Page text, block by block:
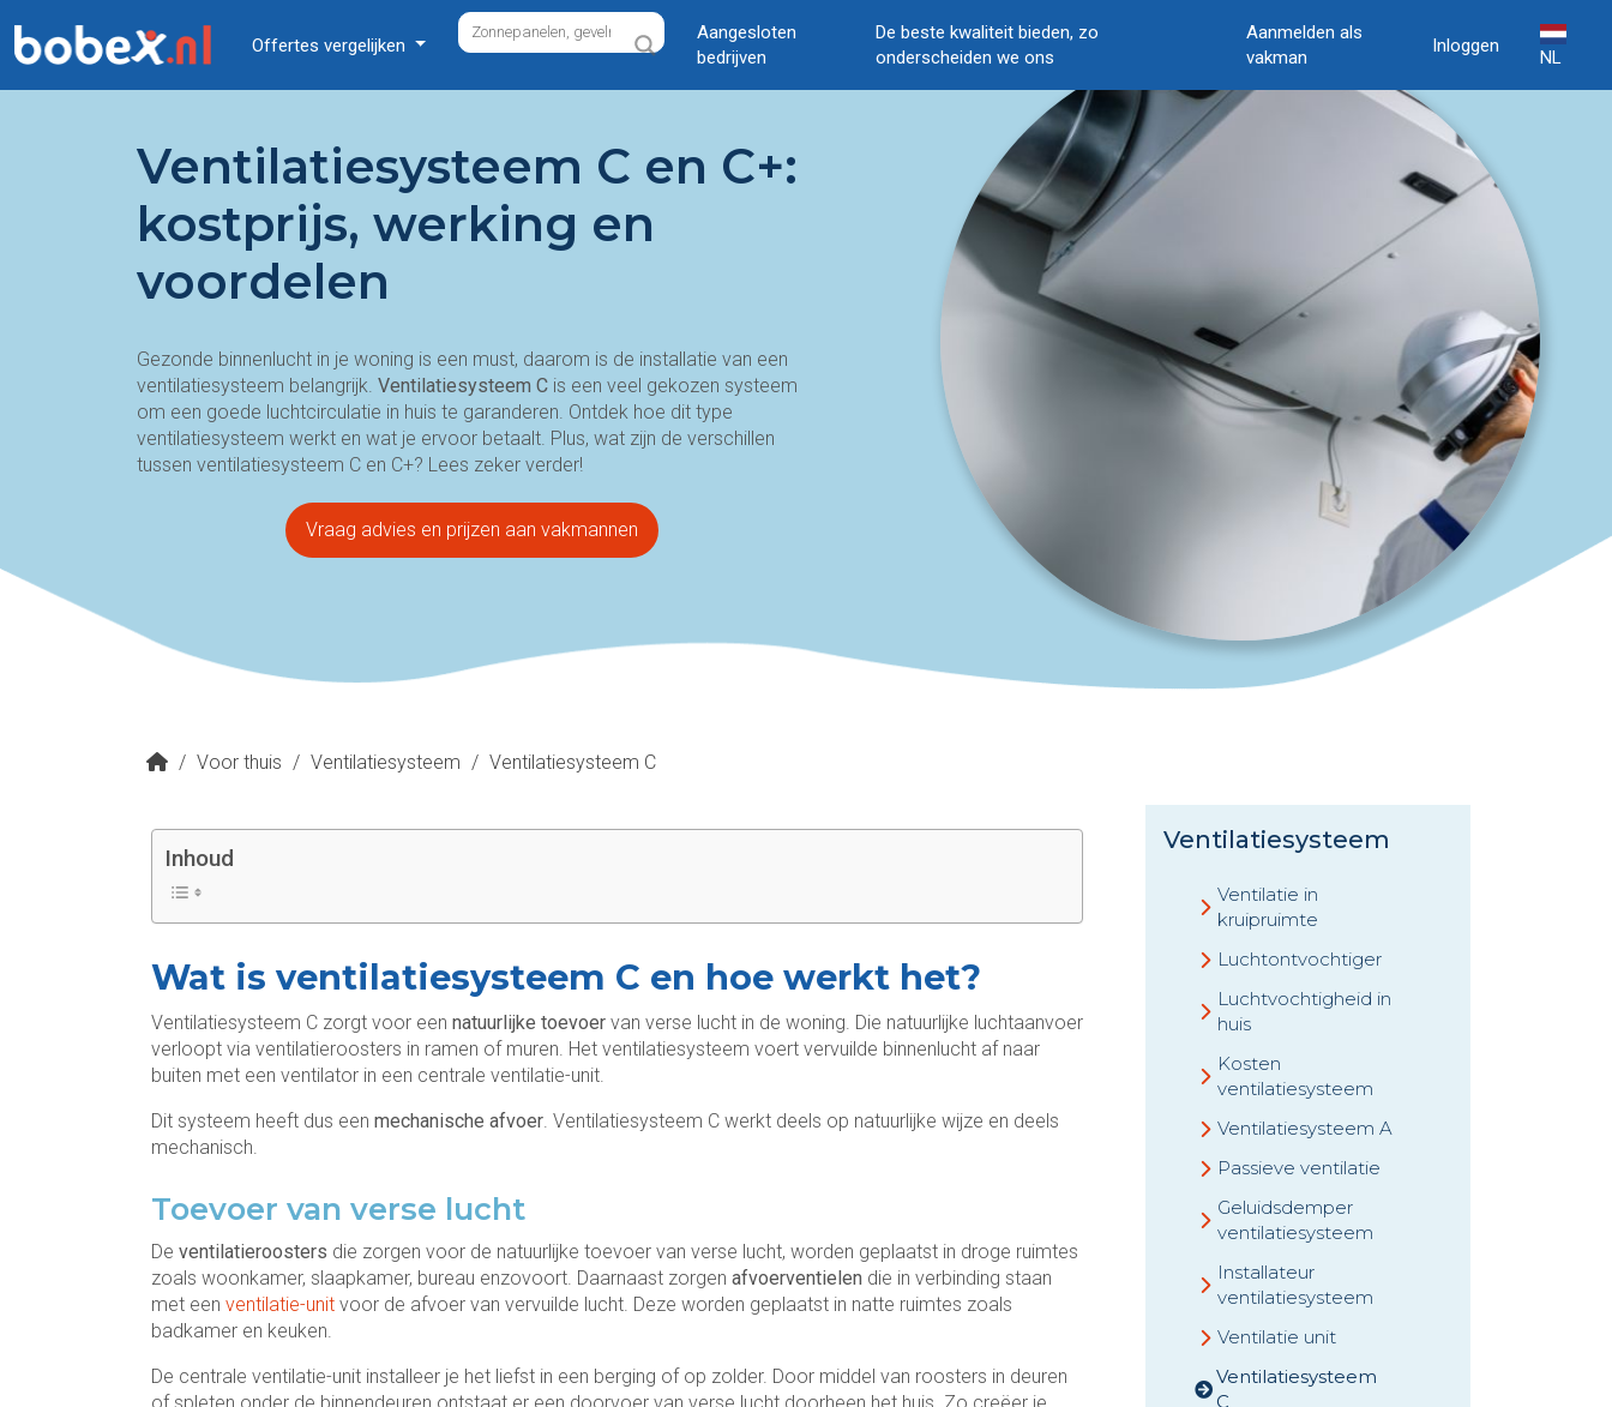
Offertes vergelijken
Aangesloten
bedrijven
De beste kwaliteit bieden, zo
onderscheiden we ons
Aanmelden als
vakman
Inloggen
NL
Ventilatiesysteem C en C+:
kostprijs, werking en
voordelen
Gezonde binnenlucht in je woning is een must, daarom is de installatie van een
ventilatiesysteem belangrijk. Ventilatiesysteem C is een veel gekozen systeem
om een goede luchtcirculatie in huis te garanderen. Ontdek hoe dit type
ventilatiesysteem werkt en wat je ervoor betaalt. Plus, wat zijn de verschillen
tussen ventilatiesysteem C en C+? Lees zeker verder!
Vraag advies en prijzen aan vakmannen
/ Voor thuis / Ventilatiesysteem / Ventilatiesysteem C
Inhoud
Wat is ventilatiesysteem C en hoe werkt het?
Ventilatiesysteem C zorgt voor een natuurlijke toevoer van verse lucht in de woning. Die natuurlijke luchtaanvoer
verloopt via ventilatieroosters in ramen of muren. Het ventilatiesysteem voert vervuilde binnenlucht af naar
buiten met een ventilator in een centrale ventilatie-unit.
Dit systeem heeft dus een mechanische afvoer. Ventilatiesysteem C werkt deels op natuurlijke wijze en deels
mechanisch.
Toevoer van verse lucht
De ventilatieroosters die zorgen voor de natuurlijke toevoer van verse lucht, worden geplaatst in droge ruimtes
zoals woonkamer, slaapkamer, bureau enzovoort. Daarnaast zorgen afvoerventielen die in verbinding staan
met een ventilatie-unit voor de afvoer van vervuilde lucht. Deze worden geplaatst in natte ruimtes zoals
badkamer en keuken.
De centrale ventilatie-unit installeer je het liefst in een berging of op zolder. Door middel van roosters in deuren
Ventilatiesysteem
Ventilatie in
kruipruimte
Luchtontvochtiger
Luchtvochtigheid in
huis
Kosten
ventilatiesysteem
Ventilatiesysteem A
Passieve ventilatie
Geluidsdemper
ventilatiesysteem
Installateur
ventilatiesysteem
Ventilatie unit
Ventilatiesysteem
C